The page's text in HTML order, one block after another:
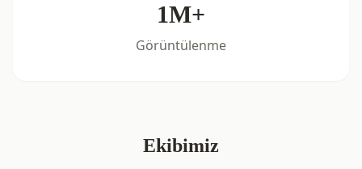
1M+
Görüntülenme
Ekibimiz